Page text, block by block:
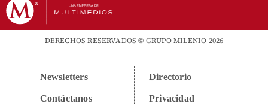
DERECHOS RESERVADOS © GRUPO MILENIO 2026
Newsletters
Contáctanos
Directorio
Privacidad